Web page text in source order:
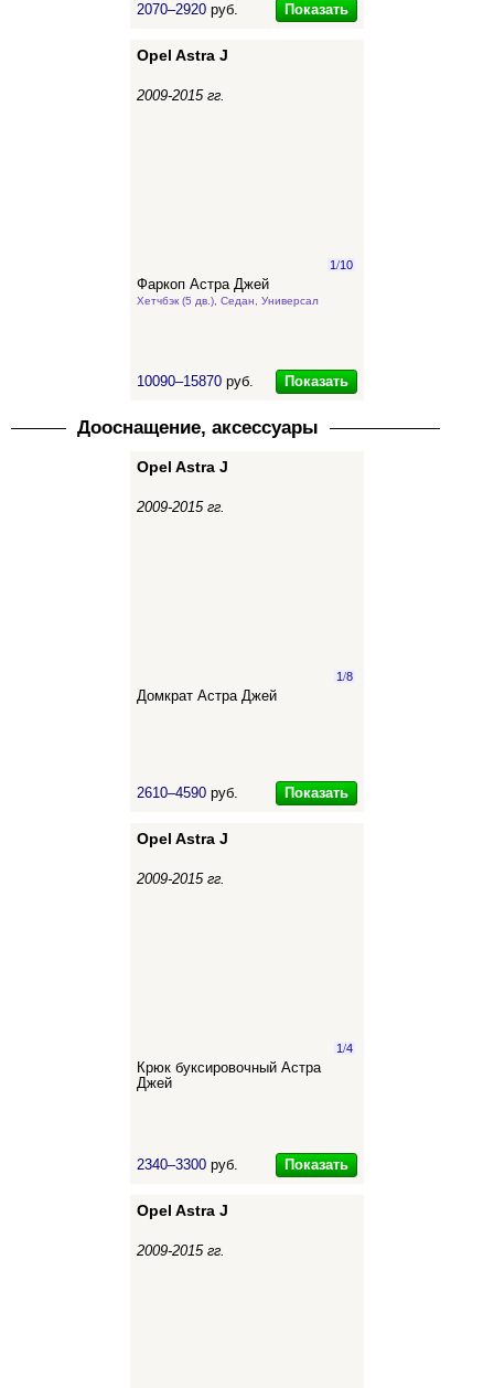
2070–2920 руб. Показать
Opel Astra J
2009-2015 гг.
1/10
Фаркоп Астра Джей
Хетчбэк (5 дв.), Седан, Универсал
10090–15870 руб. Показать
Дооснащение, аксессуары
Opel Astra J
2009-2015 гг.
1/8
Домкрат Астра Джей
2610–4590 руб. Показать
Opel Astra J
2009-2015 гг.
1/4
Крюк буксировочный Астра
Джей
2340–3300 руб. Показать
Opel Astra J
2009-2015 гг.